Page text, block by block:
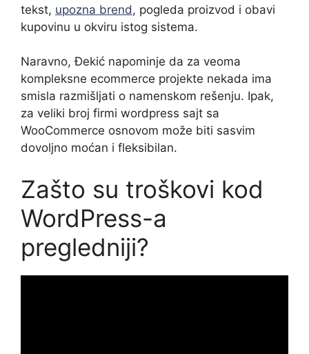
tekst, upozna brend, pogleda proizvod i obavi
kupovinu u okviru istog sistema.
Naravno, Đekić napominje da za veoma
kompleksne ecommerce projekte nekada ima
smisla razmišljati o namenskom rešenju. Ipak,
za veliki broj firmi wordpress sajt sa
WooCommerce osnovom može biti sasvim
dovoljno moćan i fleksibilan.
Zašto su troškovi kod
WordPress-a
pregledniji?